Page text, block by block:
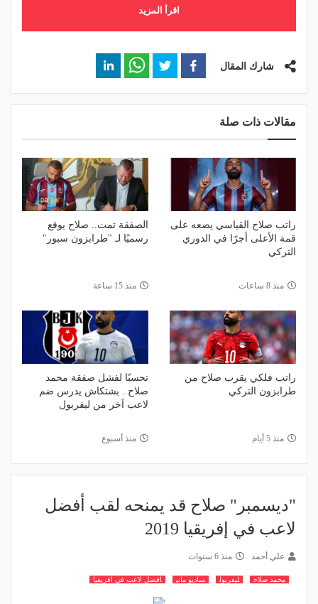
اقرأ المزيد
شارك المقال
مقالات ذات صلة
راتب صلاح القياسي يضعه على
قمة الأعلى أجرًا في الدوري
التركي
منذ 8 ساعات
الصفقة تمت.. صلاح يوقع
رسميًا لـ "طرابزون سبور"
منذ 15 ساعة
راتب فلكي يقرب صلاح من
طرابزون التركي
منذ 5 أيام
تحسبًا لفشل صفقة محمد
صلاح.. بشتكاش يدرس ضم
لاعب آخر من ليفربول
منذ أسبوع
"ديسمبر" صلاح قد يمنحه لقب أفضل
لاعب في إفريقيا 2019
علي أحمد منذ 6 سنوات
محمد صلاح ليفربول ساديو ماني افضل لاعب في افريقيا